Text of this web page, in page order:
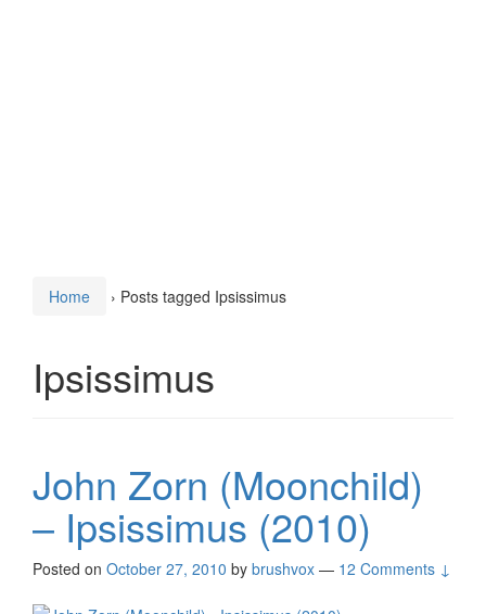
Home › Posts tagged Ipsissimus
Ipsissimus
John Zorn (Moonchild)
– Ipsissimus (2010)
Posted on October 27, 2010 by brushvox — 12 Comments ↓